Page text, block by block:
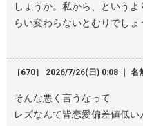
しょうか。私から、という
らい変わらないとむりでしょ
［670］ 2026/7/26(日) 0:08 ｜ 名
そんな悪く言うなって
レズなんて皆恋愛偏差値低い